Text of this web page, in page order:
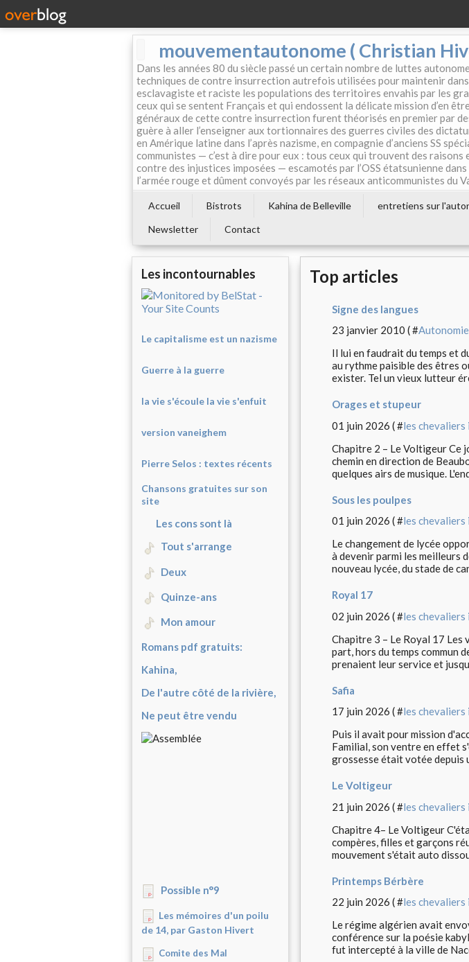
mouvementautonome ( Christian
Dans les années 80 du siècle passé un certain nombre de luttes
techniques de contre insurrection autrefois utilisées pour maintenir
esclavagiste et raciste les populations des territoires envahis par les
ceux qui se sentent Français et qui endossent la délicate mission d’en
généraux de cette contre insurrection furent théorisés en premier par
guère à aller l’enseigner aux tortionnaires des guerres civiles des
en Amérique latine dans l’après nazisme, en compagnie d’anciens SS
communistes — c’est à dire pour eux : tous ceux qui trouvent des
contre des injustices imposées — escamotés par l’OSS étatsunienne
l’armée rouge et dûment convoyés par les réseaux anticommunistes du
Accueil Bistrots Kahina de Belleville entretiens sur
Newsletter
Contact
Les incontournables
Le capitalisme est un nazisme
Guerre à la guerre
la vie s'écoule la vie s'enfuit
version vaneighem
Pierre Selos : textes récents
Chansons gratuites sur son
site
Les cons sont là
Tout s'arrange
Deux
Quinze-ans
Mon amour
Romans pdf gratuits:
Kahina,
De l'autre côté de la rivière,
Ne peut être vendu
Possible n°9
Les mémoires d'un poilu
de 14, par Gaston Hivert
Comite des Mal
Top articles
Signe des langues
23 janvier 2010 ( #Autonomie
Il lui en faudrait du temps et
au rythme paisible des êtres
exister. Tel un vieux lutteur
Orages et stupeur
01 juin 2026 ( #les
Chapitre 2 – Le Voltigeur Ce
chemin en direction de
quelques airs de musique.
Sous les poulpes
01 juin 2026 ( #les
Le changement de lycée
à devenir parmi les meilleurs
nouveau lycée, du stade de
Royal 17
02 juin 2026 ( #les
Chapitre 3 – Le Royal 17 Les
part, hors du temps commun
prenaient leur service et
Safia
17 juin 2026 ( #les
Puis il avait pour mission
Familial, son ventre en effet
grossesse était votée depuis
Le Voltigeur
21 juin 2026 ( #les
Chapitre 4– Le Voltigeur
compères, filles et garçons
mouvement s'était auto
Printemps Bérbère
22 juin 2026 ( #les
Le régime algérien avait
conférence sur la poésie
fut intercepté à la ville de